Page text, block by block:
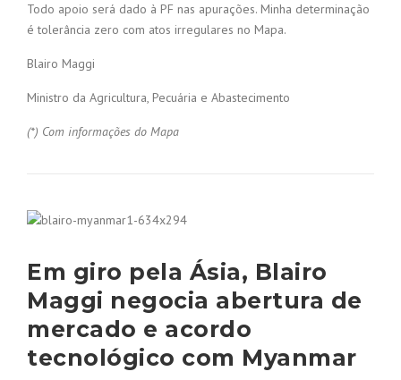
Todo apoio será dado à PF nas apurações. Minha determinação
é tolerância zero com atos irregulares no Mapa.
Blairo Maggi
Ministro da Agricultura, Pecuária e Abastecimento
(*) Com informações do Mapa
Em giro pela Ásia, Blairo
Maggi negocia abertura de
mercado e acordo
tecnológico com Myanmar